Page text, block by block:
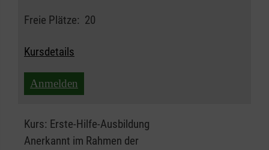
Freie Plätze: 20
Kursdetails
Anmelden
Kurs: Erste-Hilfe-Ausbildung
Anerkannt im Rahmen der